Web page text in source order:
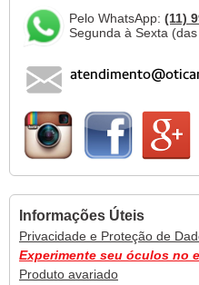
Pelo WhatsApp: (11)
Segunda à Sexta
Informações Úteis
Privacidade e Proteção de
Experimente seu óculos no
Produto avariado